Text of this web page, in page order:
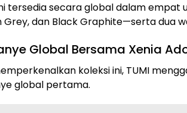
tersedia secara global dalam empat
Grey, dan Black Graphite—serta dua
Global Bersama Xenia
koleksi ini, TUMI
global pertama.